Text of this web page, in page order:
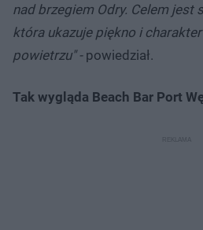
nad brzegiem Odry. Celem jest
która ukazuje piękno i
powietrzu" -powiedział.
Tak wygląda Beach Bar Port